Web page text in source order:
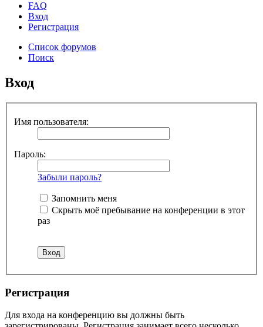
FAQ
Вход
Регистрация
Список форумов
Поиск
Вход
Имя пользователя:
Пароль:
Забыли пароль?
Запомнить меня
Скрыть моё пребывание на конференции в этот
раз
Регистрация
Для входа на конференцию вы должны быть